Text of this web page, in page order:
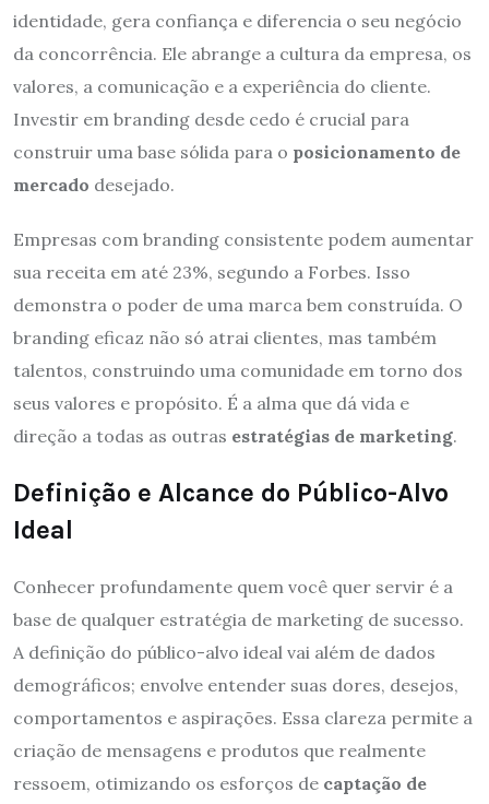
identidade, gera confiança e diferencia o seu negócio
da concorrência. Ele abrange a cultura da empresa, os
valores, a comunicação e a experiência do cliente.
Investir em branding desde cedo é crucial para
construir uma base sólida para o posicionamento de
mercado desejado.
Empresas com branding consistente podem aumentar
sua receita em até 23%, segundo a Forbes. Isso
demonstra o poder de uma marca bem construída. O
branding eficaz não só atrai clientes, mas também
talentos, construindo uma comunidade em torno dos
seus valores e propósito. É a alma que dá vida e
direção a todas as outras estratégias de marketing.
Definição e Alcance do Público-Alvo
Ideal
Conhecer profundamente quem você quer servir é a
base de qualquer estratégia de marketing de sucesso.
A definição do público-alvo ideal vai além de dados
demográficos; envolve entender suas dores, desejos,
comportamentos e aspirações. Essa clareza permite a
criação de mensagens e produtos que realmente
ressoem, otimizando os esforços de captação de